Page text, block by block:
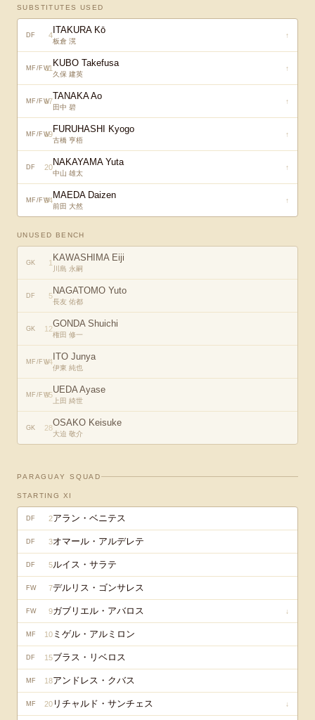
SUBSTITUTES USED
DF 4 ITAKURA Kō
板倉 滉
↑
MF/FW
11 KUBO Takefusa
久保 建英
↑
MF/FW
17TANAKA Ao
田中 碧
↑
MF/FW
19FURUHASHI Kyogo
古橋 亨梧
↑
DF 20NAKAYAMA Yuta
中山 雄太
↑
MF/FW
24MAEDA Daizen
前田 大然
↑
UNUSED BENCH
GK 1 KAWASHIMA Eiji
川島 永嗣
DF 5NAGATOMO Yuto
長友 佑都
GK 12GONDA Shuichi
権田 修一
MF/FW
14 ITO Junya
伊東 純也
MF/FW
25UEDA Ayase
上田 綺世
GK 28OSAKO Keisuke
大迫 敬介
PARAGUAY SQUAD
STARTING XI
DF 2アラン・ベニテス
DF 3オマール・アルデレテ
DF 5ルイス・サラテ
FW 7デルリス・ゴンサレス
FW 9ガブリエル・アバロス ↓
MF 10 ミゲル・アルミロン
DF 15ブラス・リベロス
MF 18アンドレス・クバス
MF 20 リチャルド・サンチェス ↓